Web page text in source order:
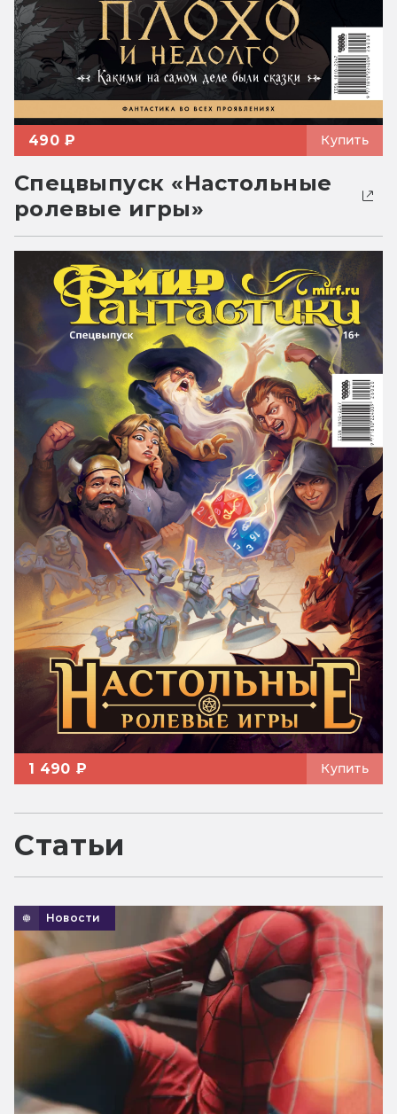
490 ₽ Купить
Спецвыпуск «Настольные
ролевые игры»
1 490 ₽ Купить
Статьи
Новости